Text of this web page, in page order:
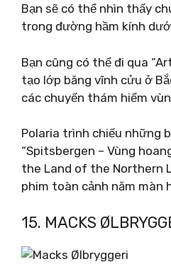
Bạn sẽ có thể nhìn thấy
trong đường hầm kính
Bạn cũng có thể đi qua
tạo lớp băng vĩnh cửu ở
các chuyến thám hiểm
Polaria trình chiếu những
“Spitsbergen – Vùng
the Land of the Northern
phim toàn cảnh năm màn
15. MACKS